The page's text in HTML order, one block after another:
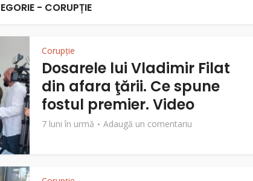
- CORUPȚIE
Corupție
Dosarele lui Vladimir Filat
din afara ţării. Ce spune
fostul premier. Video
7 luni în urmă Adaugă un comentariu